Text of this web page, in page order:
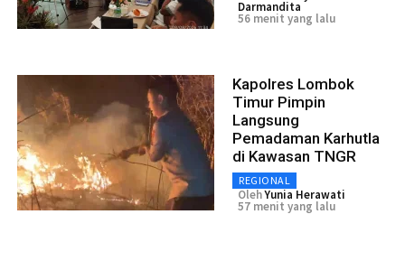
Darmandita
56 menit yang lalu
Kapolres Lombok
Timur Pimpin
Langsung
Pemadaman Karhutla
di Kawasan TNGR
REGIONAL
OlehYunia Herawati
57 menit yang lalu